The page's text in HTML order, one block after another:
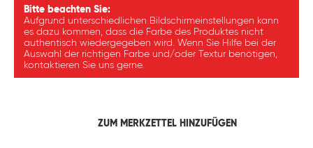
Bitte beachten Sie:
Aufgrund unterschiedlichen Bildschirmeinstellungen kann
es dazu kommen, dass die Farbe des Produktes nicht
authentisch wiedergegeben wird. Wenn Sie Hilfe bei der
Auswahl der richtigen Farbe und/oder Textur benötigen,
kontaktieren Sie uns gerne.
ZUM MERKZETTEL HINZUFÜGEN